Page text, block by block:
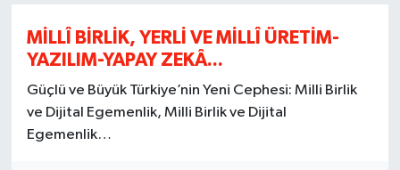
MİLLÎ BİRLİK, YERLİ VE MİLLÎ ÜRETİM-
YAZILIM-YAPAY ZEKÂ...
Güçlü ve Büyük Türkiye’nin Yeni Cephesi: Milli Birlik
ve Dijital Egemenlik, Milli Birlik ve Dijital
Egemenlik…